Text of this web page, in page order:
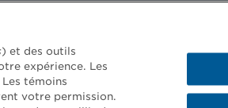
) et des outils
expérience. Les
témoins
votre permission.